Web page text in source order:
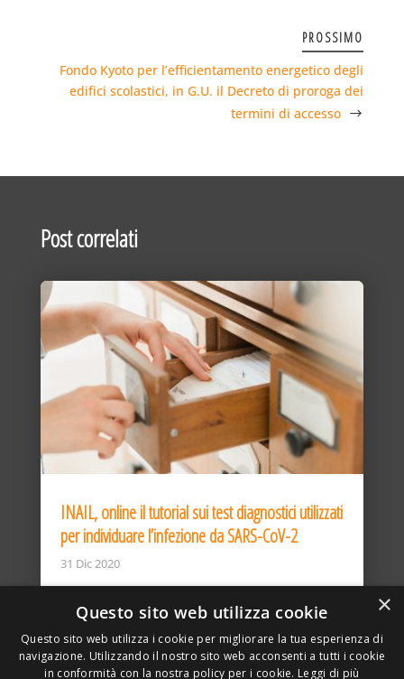
PROSSIMO
Fondo Kyoto per l’efficientamento energetico degli
edifici scolastici, in G.U. il Decreto di proroga dei
termini di accesso
Post correlati
INAIL, online il tutorial sui test diagnostici utilizzati
per individuare l’infezione da SARS-CoV-2
31 Dic 2020
×
Questo sito web utilizza cookie
Questo sito web utilizza i cookie per migliorare la tua esperienza di
navigazione. Utilizzando il nostro sito web acconsenti a tutti i cookie
in conformità con la nostra policy per i cookie. Leggi di più